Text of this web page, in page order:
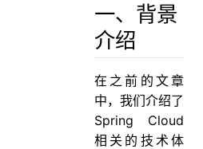
3.3、创建服务消费方
四、集群配置
4.1、双节点服务注册中心配置
4.2、eureka 集群配置
五、小结
六、参考
一、背景
介绍
在之前的文章
中，我们介绍了
Spring Cloud
相关的技术体